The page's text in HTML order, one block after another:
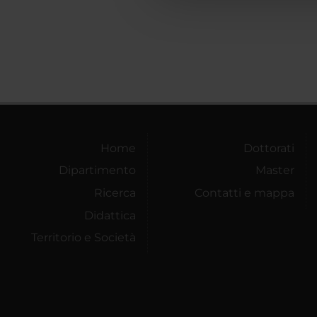
Home
Dipartimento
Ricerca
Didattica
Territorio e Società
Dottorati
Master
Contatti e mappa